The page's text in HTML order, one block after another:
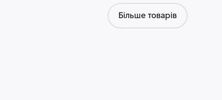
Більше товарів